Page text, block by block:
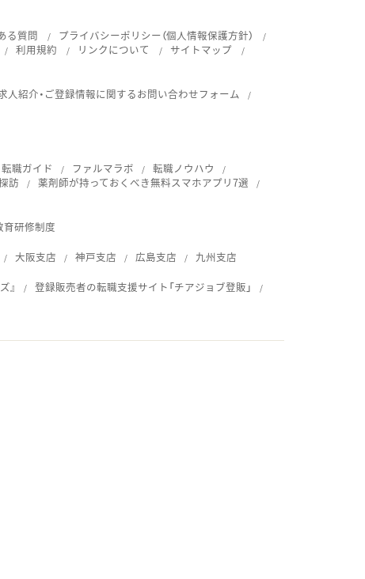
る質問
プライバシーポリシー（個人情報保護方針）
利用規約 リンクについて
サイトマップ
人紹介・ご登録情報に関するお問い合わせフォーム
転職ガイド ファルマラボ
転職ノウハウ
訪
薬剤師が持っておくべき無料スマホアプリ7選
育研修制度
大阪支店 神戸支店 広島支店 九州支店
』
登録販売者の転職支援サイト「チアジョブ登販」